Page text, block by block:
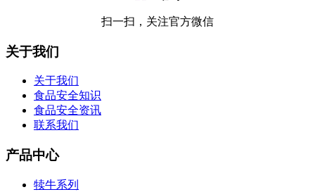
扫一扫，关注官方微信
关于我们
关于我们
食品安全知识
食品安全资讯
联系我们
产品中心
犊牛系列